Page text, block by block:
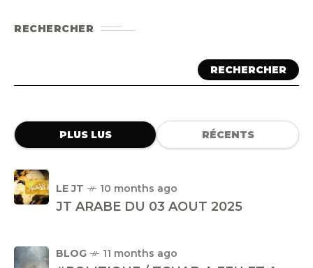
RECHERCHER
RECHERCHER
PLUS LUS RÉCENTS
LE JT 10 months ago
JT ARABE DU 03 AOUT 2025
BLOG 11 months ago